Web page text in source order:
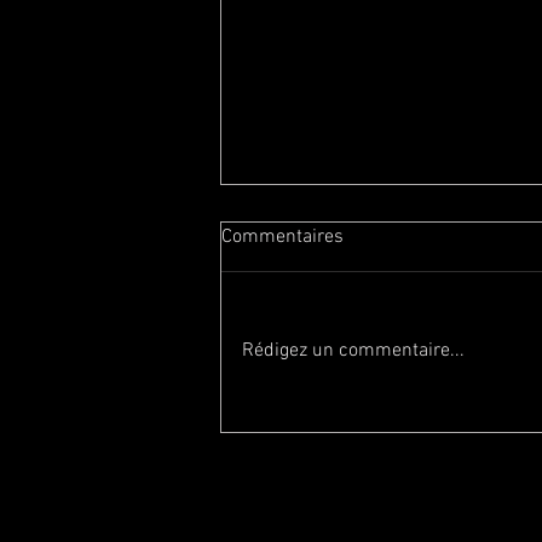
Commentaires
Rédigez un commentaire...